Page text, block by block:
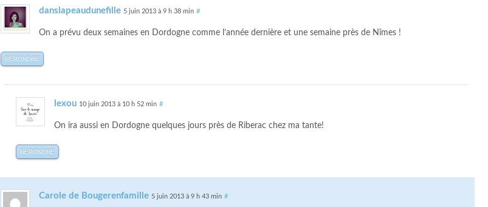
danslapeaudunefille 5 juin 2013 à 9 h 38 min #
On a prévu deux semaines en Dordogne comme l’année dernière et une semaine près de Nîmes !
RÉPONDRE
lexou 10 juin 2013 à 10 h 52 min #
On ira aussi en Dordogne quelques jours près de Riberac chez ma tante!
RÉPONDRE
Carole de Bougerenfamille 5 juin 2013 à 9 h 43 min #